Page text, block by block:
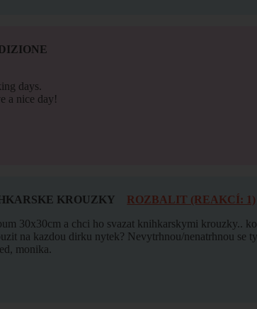
days.
a nice day!
KROUZKY ROZBALIT (REAKCÍ: 1)
30x30cm a chci ho svazat knihkarskymi krouzky..
na kazdou dirku nytek? Nevytrhnou/nenatrhnou se
monika.